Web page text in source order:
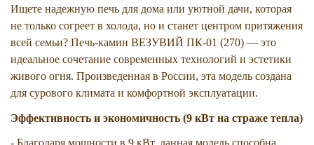
Ищете надежную печь для дома или уютной дачи, которая
не только согреет в холода, но и станет центром притяжения
всей семьи? Печь-камин ВЕЗУВИЙ ПК-01 (270) — это
идеальное сочетание современных технологий и эстетики
живого огня. Произведенная в России, эта модель создана
для сурового климата и комфортной эксплуатации.
Эффективность и экономичность (9 кВт на страже тепла)
- Благодаря мощности в 9 кВт, данная модель способна